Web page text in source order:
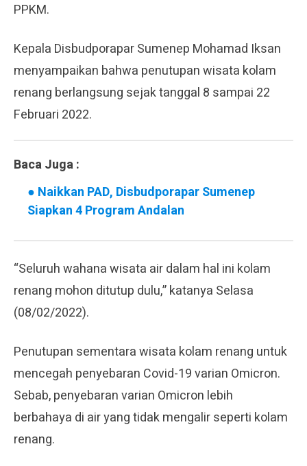
PPKM.
Kepala Disbudporapar Sumenep Mohamad Iksan
menyampaikan bahwa penutupan wisata kolam
renang berlangsung sejak tanggal 8 sampai 22
Februari 2022.
Baca Juga :
● Naikkan PAD, Disbudporapar Sumenep
Siapkan 4 Program Andalan
“Seluruh wahana wisata air dalam hal ini kolam
renang mohon ditutup dulu,” katanya Selasa
(08/02/2022).
Penutupan sementara wisata kolam renang untuk
mencegah penyebaran Covid-19 varian Omicron.
Sebab, penyebaran varian Omicron lebih
berbahaya di air yang tidak mengalir seperti kolam
renang.